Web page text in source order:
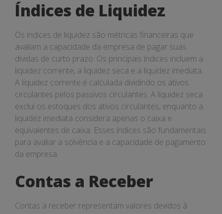
Índices de Liquidez
Os índices de liquidez são métricas financeiras que
avaliam a capacidade da empresa de pagar suas
dívidas de curto prazo. Os principais índices incluem a
liquidez corrente, a liquidez seca e a liquidez imediata.
A liquidez corrente é calculada dividindo os ativos
circulantes pelos passivos circulantes. A liquidez seca
exclui os estoques dos ativos circulantes, enquanto a
liquidez imediata considera apenas o caixa e
equivalentes de caixa. Esses índices são fundamentais
para avaliar a solvência e a capacidade de pagamento
da empresa.
Contas a Receber
Contas a receber representam valores devidos à